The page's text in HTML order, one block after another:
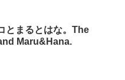
とまるとはな。The
Maru&Hana.